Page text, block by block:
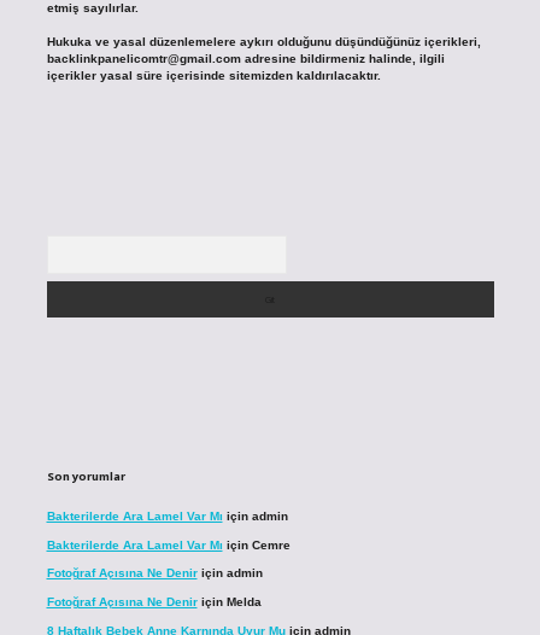
etmiş sayılırlar.
Hukuka ve yasal düzenlemelere aykırı olduğunu düşündüğünüz içerikleri,
backlinkpanelicomtr@gmail.comadresine bildirmeniz halinde, ilgili
içerikler yasal süre içerisinde sitemizden kaldırılacaktır.
Son yorumlar
Bakterilerde Ara Lamel Var Mı için admin
Bakterilerde Ara Lamel Var Mı için Cemre
Fotoğraf Açısına Ne Deniriçin admin
Fotoğraf Açısına Ne Deniriçin Melda
8 Haftalık Bebek Anne Karnında Uyur Muiçin admin